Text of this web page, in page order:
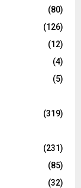
(80)
(126)
(12)
(4)
(5)
(319)
(231)
(85)
(32)